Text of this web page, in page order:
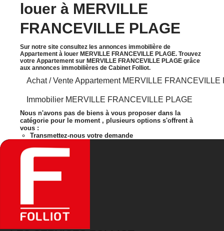
louer à MERVILLE
FRANCEVILLE PLAGE
Sur notre site consultez les annonces immobilière de
Appartement à louer MERVILLE FRANCEVILLE PLAGE. Trouvez
votre Appartement sur MERVILLE FRANCEVILLE PLAGE grâce
aux annonces immobilières de Cabinet Folliot.
Achat / Vente Appartement MERVILLE FRANCEVILLE
Immobilier MERVILLE FRANCEVILLE PLAGE
Nous n'avons pas de biens à vous proposer dans la
catégorie pour le moment , plusieurs options s'offrent à
vous :
Transmettez-nous votre demande